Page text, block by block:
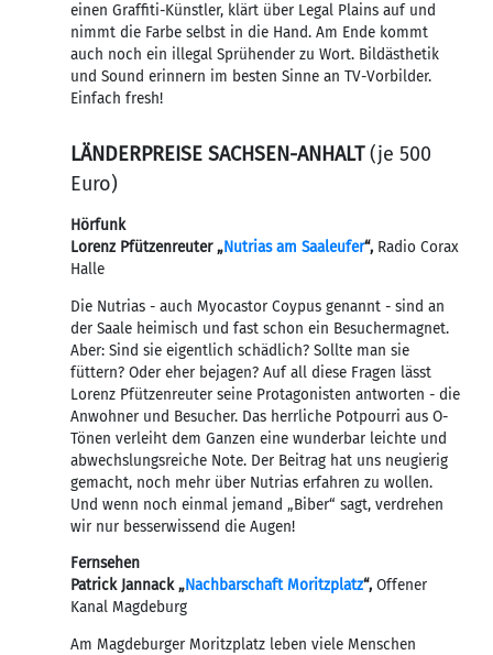
einen Graffiti-Künstler, klärt über Legal Plains auf und
nimmt die Farbe selbst in die Hand. Am Ende kommt
auch noch ein illegal Sprühender zu Wort. Bildästhetik
und Sound erinnern im besten Sinne an TV-Vorbilder.
Einfach fresh!
LÄNDERPREISE SACHSEN-ANHALT(je 500
Euro)
Hörfunk
Lorenz Pfützenreuter „Nutrias am Saaleufer“, Radio Corax
Halle
Die Nutrias - auch Myocastor Coypus genannt - sind an
der Saale heimisch und fast schon ein Besuchermagnet.
Aber: Sind sie eigentlich schädlich? Sollte man sie
füttern? Oder eher bejagen? Auf all diese Fragen lässt
Lorenz Pfützenreuter seine Protagonisten antworten - die
Anwohner und Besucher. Das herrliche Potpourri aus O-
Tönen verleiht dem Ganzen eine wunderbar leichte und
abwechslungsreiche Note. Der Beitrag hat uns neugierig
gemacht, noch mehr über Nutrias erfahren zu wollen.
Und wenn noch einmal jemand „Biber“ sagt, verdrehen
wir nur besserwissend die Augen!
Fernsehen
Patrick Jannack „Nachbarschaft Moritzplatz“, Offener
Kanal Magdeburg
Am Magdeburger Moritzplatz leben viele Menschen